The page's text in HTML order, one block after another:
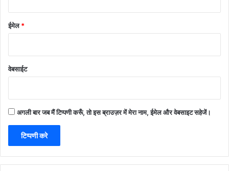
ईमेल*
वेबसाईट
अगली बार जब मैं टिप्पणी करूँ, तो इस ब्राउज़र में मेरा नाम, ईमेल और वेबसाइट सहेजें।